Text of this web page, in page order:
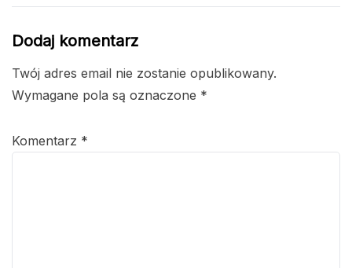
Dodaj komentarz
Twój adres email nie zostanie opublikowany.
Wymagane pola są oznaczone *
Komentarz *